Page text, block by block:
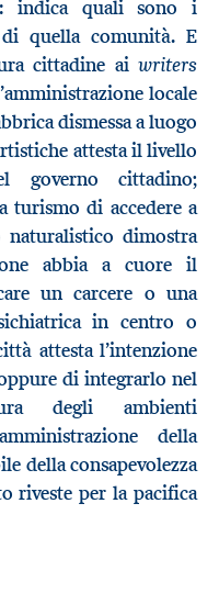
indica quali sono i
quella comunità. E
cittadine ai writers
locale
dismessa a luogo
attesta il livello
governo cittadino;
turismo di accedere a
dimostra
abbia a cuore il
un carcere o una
in centro o
attesta l’intenzione
di integrarlo nel
degli ambienti
della
della consapevolezza
riveste per la pacifica